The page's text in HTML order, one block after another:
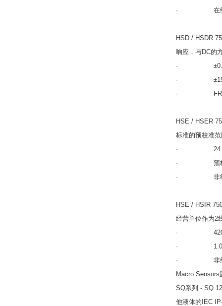
· 在线设计
HSD / HSDR
响应，与DC的
· ±0.015的
· ±15 V DC
· FRO的非
HSE / HSER
标准的预校准
· 24 V DC
· 预校准的
· 非线性小
HSE / HSIR
经营单位作为2
· 420
· 1.00范围
· 非线性度
Macro Sensors
SQ系列 - SQ
他液体的IEC